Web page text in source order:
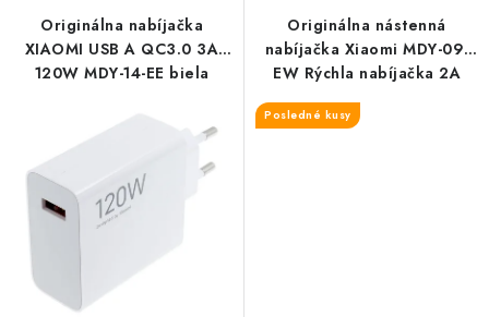
Originálna nabíjačka
XIAOMI USB A QC3.0 3A
120W MDY-14-EE biela
Originálna nástenná
nabíjačka Xiaomi MDY-09-
EW Rýchla nabíjačka 2A
biela
Posledné kusy